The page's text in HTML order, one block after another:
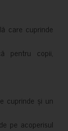
care cuprinde
pentru copii,
cuprinde și un
pe acoperisul